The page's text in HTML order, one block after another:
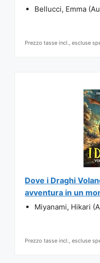
Bellucci, Emma
Prezzo tasse incl., escluse
Dove i Draghi
avventura in un
Miyanami, Hikari
Prezzo tasse incl., escluse